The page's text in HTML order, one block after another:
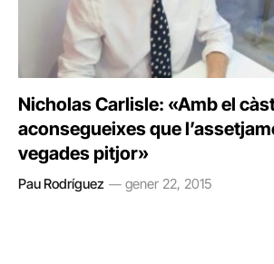
Nicholas Carlisle: «Amb el
aconsegueixes que
vegades pitjor»
Pau Rodríguez gener 22, 2015